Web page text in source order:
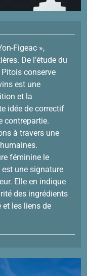
Figeac »,
De l’étude du
conserve
est une
et la
idée de correctif
contrepartie.
à travers une
féminine le
est une signature
Elle en indique
des ingrédients
les liens de